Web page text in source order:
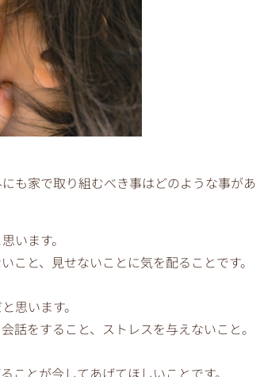
も家で取り組むべき事はどのような事があ
います。
と、見せないことに気を配ることです。
思います。
話をすること、ストレスを与えないこと。
とが今してあげてほしいことです。